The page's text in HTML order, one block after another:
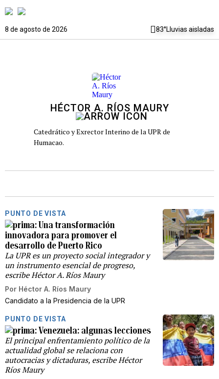
8 de agosto de 2026 83°Lluvias aisladas
HÉCTOR A. RÍOS MAURY
Catedrático y Exrector Interino de la UPR de
Humacao.
PUNTO DE VISTA
Una transformación
innovadora para promover el
desarrollo de Puerto Rico
La UPR es un proyecto social integrador y
un instrumento esencial de progreso,
escribe Héctor A. Ríos Maury
Por Héctor A. Ríos Maury
Candidato a la Presidencia de la UPR
PUNTO DE VISTA
Venezuela: algunas lecciones
El principal enfrentamiento político de la
actualidad global se relaciona con
autocracias y dictaduras, escribe Héctor
Ríos Maury